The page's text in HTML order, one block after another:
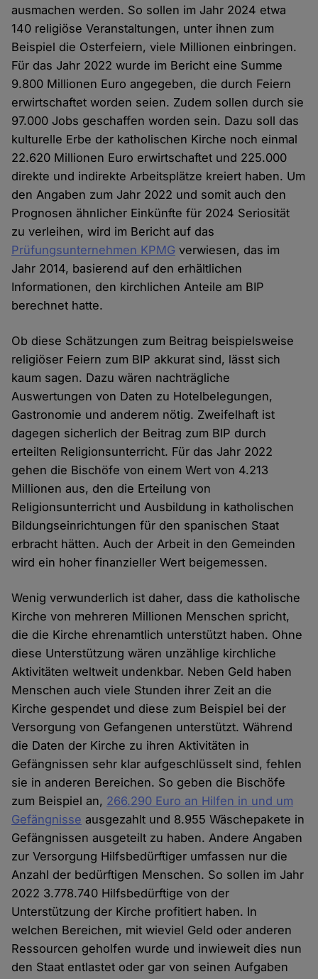
ausmachen werden. So sollen im Jahr 2024 etwa
140 religiöse Veranstaltungen, unter ihnen zum
Beispiel die Osterfeiern, viele Millionen einbringen.
Für das Jahr 2022 wurde im Bericht eine Summe
9.800 Millionen Euro angegeben, die durch Feiern
erwirtschaftet worden seien. Zudem sollen durch sie
97.000 Jobs geschaffen worden sein. Dazu soll das
kulturelle Erbe der katholischen Kirche noch einmal
22.620 Millionen Euro erwirtschaftet und 225.000
direkte und indirekte Arbeitsplätze kreiert haben. Um
den Angaben zum Jahr 2022 und somit auch den
Prognosen ähnlicher Einkünfte für 2024 Seriosität
zu verleihen, wird im Bericht auf das
Prüfungsunternehmen KPMG verwiesen, das im
Jahr 2014, basierend auf den erhältlichen
Informationen, den kirchlichen Anteile am BIP
berechnet hatte.
Ob diese Schätzungen zum Beitrag beispielsweise
religiöser Feiern zum BIP akkurat sind, lässt sich
kaum sagen. Dazu wären nachträgliche
Auswertungen von Daten zu Hotelbelegungen,
Gastronomie und anderem nötig. Zweifelhaft ist
dagegen sicherlich der Beitrag zum BIP durch
erteilten Religionsunterricht. Für das Jahr 2022
gehen die Bischöfe von einem Wert von 4.213
Millionen aus, den die Erteilung von
Religionsunterricht und Ausbildung in katholischen
Bildungseinrichtungen für den spanischen Staat
erbracht hätten. Auch der Arbeit in den Gemeinden
wird ein hoher finanzieller Wert beigemessen.
Wenig verwunderlich ist daher, dass die katholische
Kirche von mehreren Millionen Menschen spricht,
die die Kirche ehrenamtlich unterstützt haben. Ohne
diese Unterstützung wären unzählige kirchliche
Aktivitäten weltweit undenkbar. Neben Geld haben
Menschen auch viele Stunden ihrer Zeit an die
Kirche gespendet und diese zum Beispiel bei der
Versorgung von Gefangenen unterstützt. Während
die Daten der Kirche zu ihren Aktivitäten in
Gefängnissen sehr klar aufgeschlüsselt sind, fehlen
sie in anderen Bereichen. So geben die Bischöfe
zum Beispiel an, 266.290 Euro an Hilfen in und um
Gefängnisse ausgezahlt und 8.955 Wäschepakete in
Gefängnissen ausgeteilt zu haben. Andere Angaben
zur Versorgung Hilfsbedürftiger umfassen nur die
Anzahl der bedürftigen Menschen. So sollen im Jahr
2022 3.778.740 Hilfsbedürftige von der
Unterstützung der Kirche profitiert haben. In
welchen Bereichen, mit wieviel Geld oder anderen
Ressourcen geholfen wurde und inwieweit dies nun
den Staat entlastet oder gar von seinen Aufgaben